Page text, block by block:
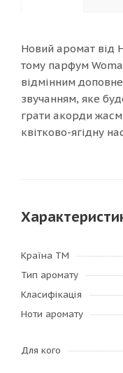
Новий аромат від
тому парфум
відмінним
звучанням, яке
грати акорди
квітково-ягідну
Країна ТМ
Тип аромату
Класифікація
Ноти аромату
Для кого